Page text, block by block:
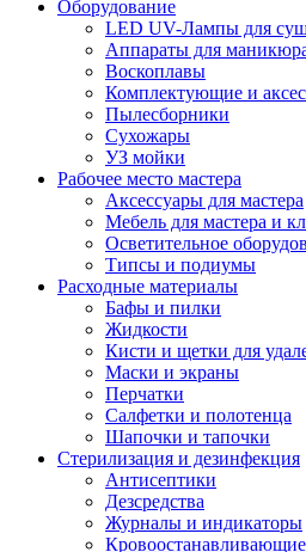
Оборудование
LED UV-Лампы для
Аппараты для
Воскоплавы
Комплектующие и
Пылесборники
Сухожары
УЗ мойки
Рабочее место мастера
Аксессуары для мастера
Мебель для мастера и
Осветительное
Типсы и подиумы
Расходные материалы
Бафы и пилки
Жидкости
Кисти и щетки для
Маски и экраны
Перчатки
Салфетки и полотенца
Шапочки и тапочки
Стерилизация и дезинфекция
Антисептики
Дезсредства
Журналы и индикаторы
Кровоостанавливающие